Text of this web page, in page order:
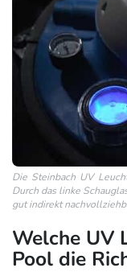
Die Steinbach UV
Durch das linke
gut indirekt
Welche UV
Pool die